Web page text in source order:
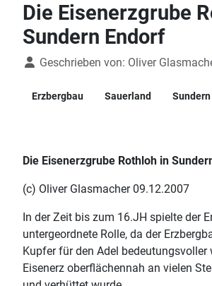
Die Eisenerzgrube
Sundern Endorf
DetailsGeschrieben von: Oliver
Erzbergbau Sauerland Sundern
Die Eisenerzgrube Rothloh in
(c) Oliver Glasmacher 09.12.2007
In der Zeit bis zum 16.JH spielte der
untergeordnete Rolle, da der
Kupfer für den Adel bedeutungsvoller
Eisenerz oberflächennah an vielen